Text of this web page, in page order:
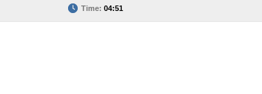
Time: 04:51